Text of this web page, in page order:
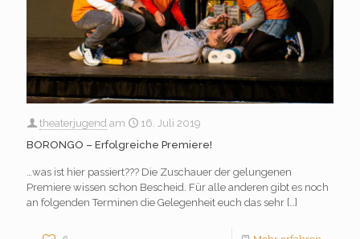
theaterjugend am
16. Juli 2019
BORONGO – Erfolgreiche Premiere!
…was ist hier passiert??? Die Zuschauer der gelungenen
Premiere wissen schon Bescheid. Für alle anderen gibt es noch
an folgenden Terminen die Gelegenheit euch das sehr […]